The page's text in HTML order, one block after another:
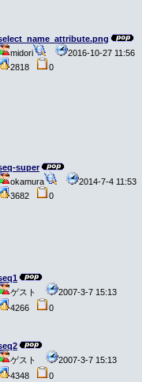
midori
2016-10-27 11:56
2818
0
super
okamura
2014-7-4 11:53
3682
0
ゲスト
2007-3-7 15:13
4266
0
ゲスト
2007-3-7 15:13
4348
0